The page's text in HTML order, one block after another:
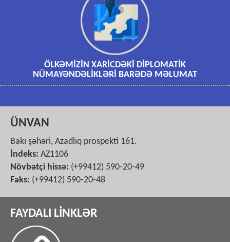
ÖLKƏMİZİN XARİCDƏKİ DİPLOMATİK
NÜMAYƏNDƏLİKLƏRİ BARƏDƏ MƏLUMAT
ÜNVAN
Bakı şəhəri, Azadlıq prospekti 161.
İndeks: AZ1106
Növbətçi hissə: (+99412) 590-20-49
Faks: (+99412) 590-20-48
FAYDALI LİNKLƏR